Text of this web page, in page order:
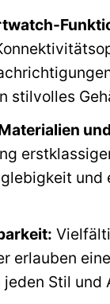
stilvolles
und
erlauben
Stil und